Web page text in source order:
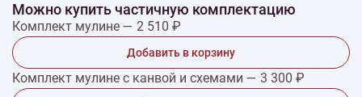
Можно купить частичную комплектацию
Комплект мулине — 2 510 ₽
Добавить в корзину
Комплект мулине с канвой и схемами — 3 300 ₽